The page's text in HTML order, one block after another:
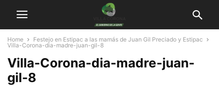
Home
Festejo en Estipac a las mamás de Juan Gil Preciado y Estipac
Villa-Corona-dia-madre-juan-gil-8
Villa-Corona-dia-madre-juan-
gil-8